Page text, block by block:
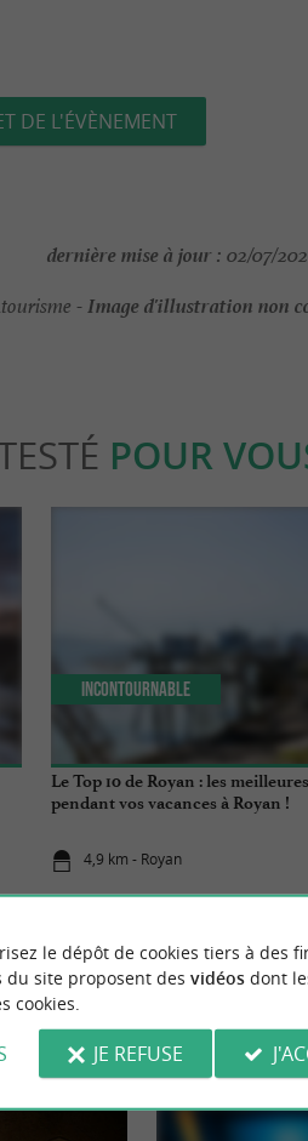
DE L'ÉVÈNEMENT
dernière mise à jour : 02/07/
-Image d'illustration non
POUR
Le Top 10 de Royan : les
pendant vos vacances à Royan !
4,9 km - Royan
Incontournable
PALAIS-
le dépôt de cookies tiers à des
du site proposent des vidéosdont
cookies.
JE REFUSE